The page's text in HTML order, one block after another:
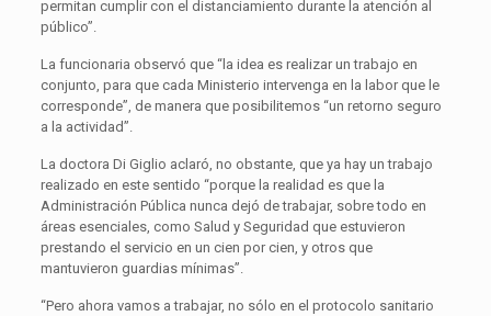
permitan cumplir con el distanciamiento durante la atención al
público”.
La funcionaria observó que “la idea es realizar un trabajo en
conjunto, para que cada Ministerio intervenga en la labor que le
corresponde”, de manera que posibilitemos “un retorno seguro
a la actividad”.
La doctora Di Giglio aclaró, no obstante, que ya hay un trabajo
realizado en este sentido “porque la realidad es que la
Administración Pública nunca dejó de trabajar, sobre todo en
áreas esenciales, como Salud y Seguridad que estuvieron
prestando el servicio en un cien por cien, y otros que
mantuvieron guardias mínimas”.
“Pero ahora vamos a trabajar, no sólo en el protocolo sanitario